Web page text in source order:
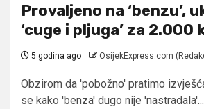
Provaljeno na ‘benzu’,
‘cuge i pljuga’ za 2.000
5 godina ago OsijekExpress.com
Obzirom da 'pobožno' pratimo
se kako 'benza' dugo nije